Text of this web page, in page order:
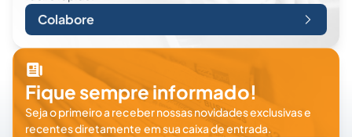
Colabore
Fique sempre informado!
Seja o primeiro a receber nossas novidades exclusivas e
recentes diretamente em sua caixa de entrada.